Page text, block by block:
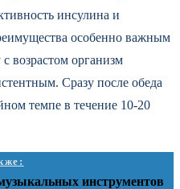
инсулина и
особенно важным
возрастом организм
Сразу после обеда
темпе в течение 10-20
инструментов